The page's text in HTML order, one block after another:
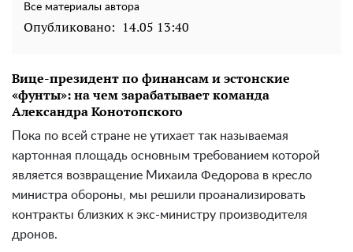
Все материалы автора
Опубликовано: 14.05 13:40
Вице-президент по финансам и эстонские
«фунты»: на чем зарабатывает команда
Александра Конотопского
Пока по всей стране не утихает так называемая
картонная площадь основным требованием которой
является возвращение Михаила Федорова в кресло
министра обороны, мы решили проанализировать
контракты близких к экс-министру производителя
дронов.